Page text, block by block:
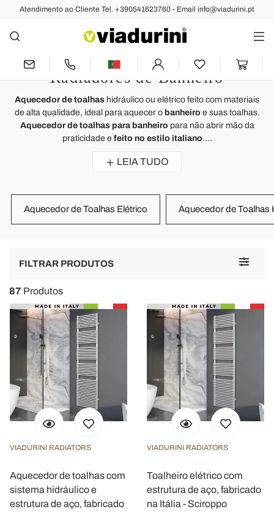
Atendimento ao Cliente Tel. +390541623760 - Email info@viadurini.pt
Aquecedor de Toalhas Elétrico ou
Hidráulico Made in Italy -
Radiadores de Banheiro
Aquecedor de toalhas hidráulico ou elétrico feito com materiais
de alta qualidade, ideal para aquecer o banheiro e suas toalhas.
Aquecedor de toalhas para banheiro para não abrir mão da
praticidade e feito no estilo italiano....
LEIA TUDO
Aquecedor de Toalhas Elétrico Aquecedor de Toalhas
Toggle
FILTRAR PRODUTOS
87 Produtos
VIADURINI RADIATORS
Aquecedor de toalhas com
sistema hidráulico e
estrutura de aço, fabricado
VIADURINI RADIATORS
Toalheiro elétrico com
estrutura de aço, fabricado
na Itália - Sciroppo